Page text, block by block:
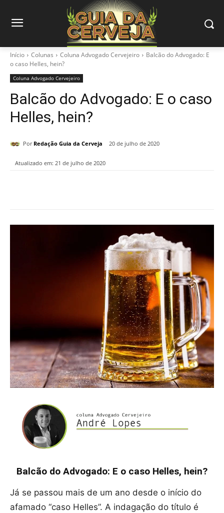
Início Colunas Coluna Advogado Cervejeiro
Balcão do Advogado: E
o caso Helles, hein?
Coluna Advogado Cervejeiro
Balcão do Advogado: E o caso
Helles, hein?
Por Redação Guia da Cerveja 20 de julho de 2020
Atualizado em: 21 de julho de 2020
Balcão do Advogado: E o caso Helles, hein?
Já se passou mais de um ano desde o início do
afamado “caso Helles”. A indagação do título é